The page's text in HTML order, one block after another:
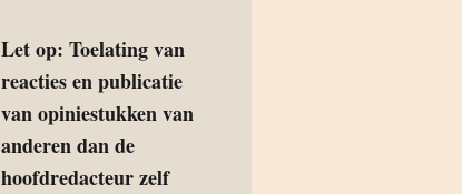
Let op: Toelating van
reacties en publicatie
van opiniestukken van
anderen dan de
hoofdredacteur zelf